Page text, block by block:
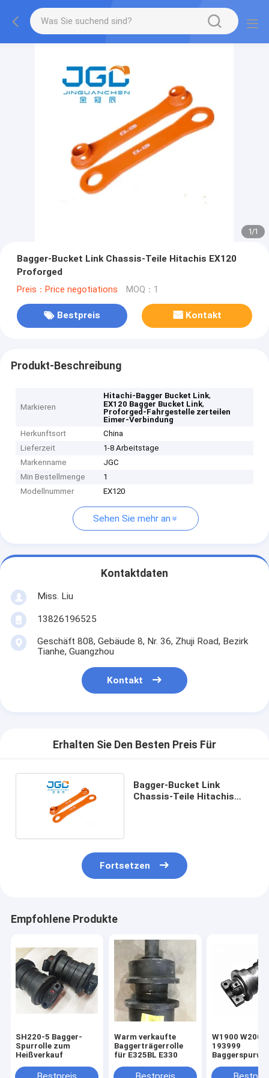
1/1
Bagger-Bucket Link Chassis-Teile Hitachis EX120
Proforged
Preis：Price negotiations MOQ：1
Bestpreis Kontakt
Produkt-Beschreibung
Markieren
Hitachi-Bagger Bucket Link,
EX120 Bagger Bucket Link,
Proforged-Fahrgestelle zerteilen
Eimer-Verbindung
Herkunftsort
China
Lieferzeit
1-8 Arbeitstage
Markenname
JGC
Min Bestellmenge
1
Modellnummer
EX120
Sehen Sie mehr an
Kontaktdaten
Miss. Liu
13826196525
Geschäft 808, Gebäude 8, Nr. 36, Zhuji Road, Bezirk
Tianhe, Guangzhou
Kontakt
Erhalten Sie Den Besten Preis Für
Bagger-Bucket Link
Chassis-Teile Hitachis
Fortsetzen
Empfohlene Produkte
SH220-5 Bagger-
Spurrolle zum
Heißverkauf
Warm verkaufte
Baggerträgerrolle
für E325BL E330
W1900
193999
30-00014